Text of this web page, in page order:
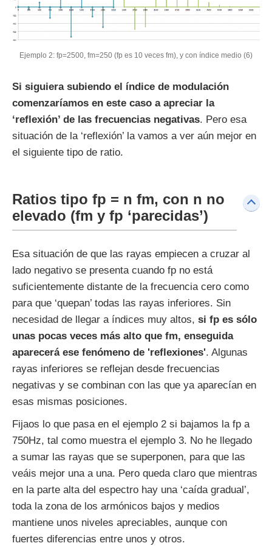
Ejemplo 2: fp=2500, fm=250 (fp es 10 veces fm), y con índice medio (6)
Si siguiera subiendo el índice de modulación
comenzaríamos en este caso a apreciar la
‘reflexión’ de las frecuencias negativas. Pero esa
situación de la ‘reflexión’ la vamos a ver aún mejor en
el siguiente tipo de ratio.
Ratios tipo fp = n fm, con n no
elevado (fm y fp ‘parecidas’)
Esa situación de que las rayas empiecen a cruzar al
lado negativo se presenta cuando fp no está
suficientemente distante de la frecuencia cero como
para que ‘quepan’ todas las rayas inferiores. Sin
necesidad de llegar a índices muy altos, si fp es sólo
unas pocas veces más alto que fm, enseguida
aparecerá ese fenómeno de 'reflexiones'. Algunas
rayas inferiores se reflejan desde frecuencias
negativas y se combinan con las que ya aparecían en
esas mismas posiciones.
Fijaos lo que pasa en el ejemplo 2 si bajamos la fp a
750Hz, tal como muestra el ejemplo 3. No he llegado
a sumar las rayas que se superponen, para que las
veáis mejor una a una. Pero queda claro que mientras
en la parte alta del espectro hay una ‘caída gradual’,
toda la zona de los armónicos bajos y medios
mantiene unos niveles apreciables, aunque con
fuertes diferencias entre unos y otros.